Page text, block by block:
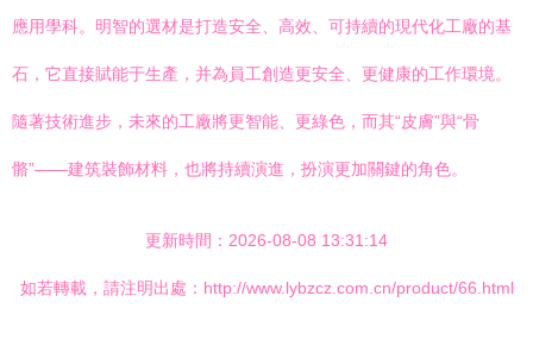
應用學科。明智的選材是打造安全、高效、可持續的現代化工廠的基
石，它直接賦能于生產，并為員工創造更安全、更健康的工作環境。
隨著技術進步，未來的工廠將更智能、更綠色，而其“皮膚”與“骨
骼”——建筑裝飾材料，也將持續演進，扮演更加關鍵的角色。
更新時間：2026-08-08 13:31:14
如若轉載，請注明出處：http://www.lybzcz.com.cn/product/66.html